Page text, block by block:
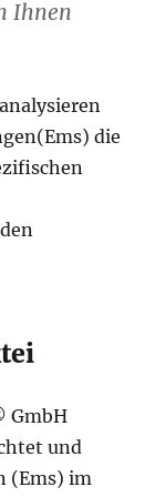
Ihnen
die
GmbH
und
(Ems) im